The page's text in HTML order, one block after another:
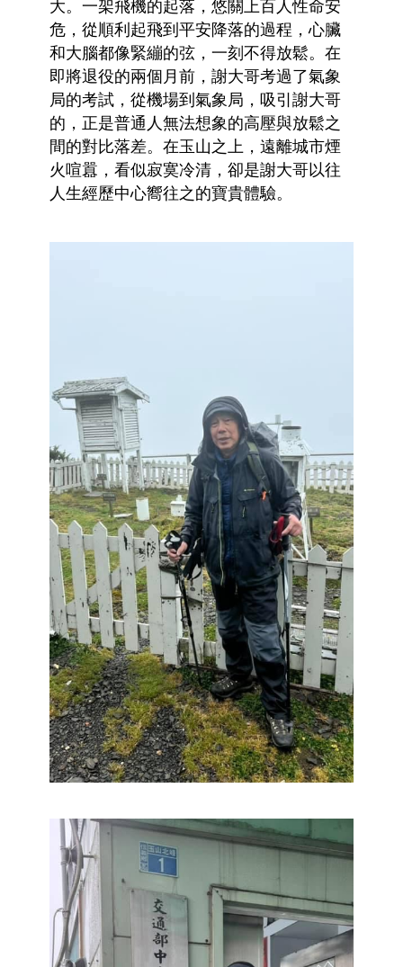
大。一架飛機的起落，悠關上百人性命安
危，從順利起飛到平安降落的過程，心臟
和大腦都像緊繃的弦，一刻不得放鬆。在
即將退役的兩個月前，謝大哥考過了氣象
局的考試，從機場到氣象局，吸引謝大哥
的，正是普通人無法想象的高壓與放鬆之
間的對比落差。在玉山之上，遠離城市煙
火喧囂，看似寂寞冷清，卻是謝大哥以往
人生經歷中心嚮往之的寶貴體驗。